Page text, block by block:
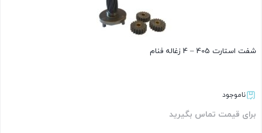
شفت استارت 405 – 4 زغاله فنام
ناموجود
برای قیمت تماس بگیرید